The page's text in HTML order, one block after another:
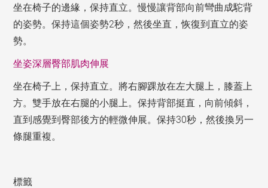
坐在椅子的邊緣，保持直立。慢慢讓背部向前彎曲成駝背
的姿勢。保持這個姿勢2秒，然後坐直，恢復到直立的姿
勢。
坐姿深層臀部肌肉伸展
坐在椅子上，保持直立。將右腳踝放在左大腿上，膝蓋上
方。雙手放在右腿的小腿上。保持背部挺直，向前傾斜，
直到感覺到臀部後方的輕微伸展。保持30秒，然後換另一
條腿重複。
標籤